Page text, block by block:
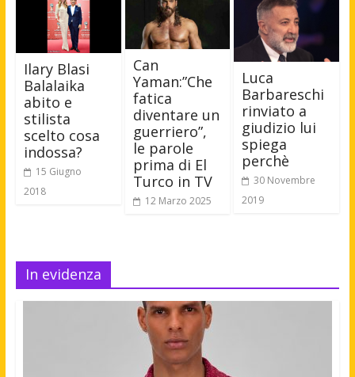
Ilary Blasi
Balalaika
abito e
stilista
scelto cosa
indossa?
15 Giugno
2018
Can
Yaman:”Che
fatica
diventare un
guerriero”,
le parole
prima di El
Turco in TV
12 Marzo 2025
Luca
Barbareschi
rinviato a
giudizio lui
spiega
perchè
30 Novembre
2019
In evidenza